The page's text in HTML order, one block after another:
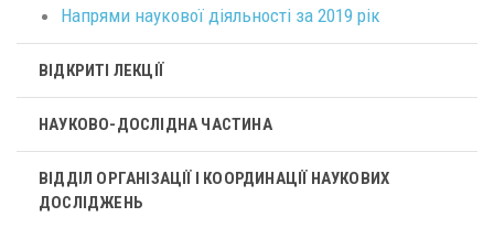
Напрями наукової діяльності за 2019 рік
ВІДКРИТІ ЛЕКЦІЇ
НАУКОВО-ДОСЛІДНА ЧАСТИНА
ВІДДІЛ ОРГАНІЗАЦІЇ І КООРДИНАЦІЇ НАУКОВИХ
ДОСЛІДЖЕНЬ